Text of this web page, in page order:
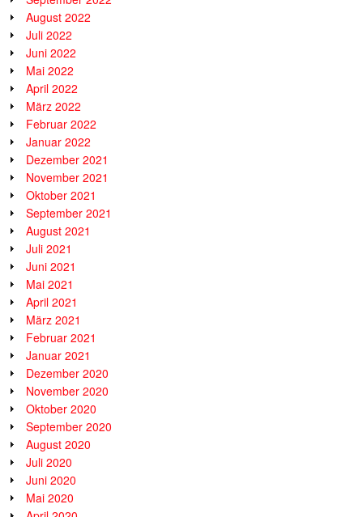
August 2022
Juli 2022
Juni 2022
Mai 2022
April 2022
März 2022
Februar 2022
Januar 2022
Dezember 2021
November 2021
Oktober 2021
September 2021
August 2021
Juli 2021
Juni 2021
Mai 2021
April 2021
März 2021
Februar 2021
Januar 2021
Dezember 2020
November 2020
Oktober 2020
September 2020
August 2020
Juli 2020
Juni 2020
Mai 2020